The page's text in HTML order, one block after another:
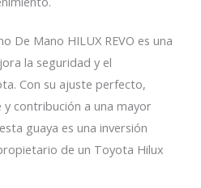
De Mano HILUX REVO es una
la seguridad y el
Con su ajuste perfecto,
contribución a una mayor
guaya es una inversión
de un Toyota Hilux